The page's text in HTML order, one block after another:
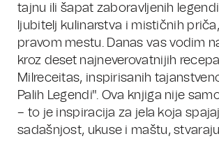
tajnu ili šapat zaboravljenih
ljubitelj kulinarstva i mističnih
pravom mestu. Danas vas vodim
kroz deset najneverovatnijih
Milreceitas, inspirisanih
Palih Legendi". Ova knjiga nije
– to je inspiracija za jela koja
sadašnjost, ukuse i maštu,